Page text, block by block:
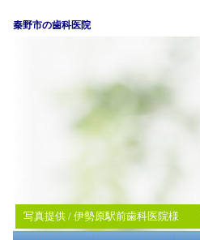
秦野市の歯科医院
写真提供 / 伊勢原駅前歯科医院様